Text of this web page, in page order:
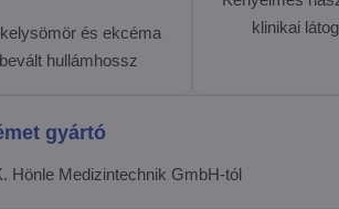
és ekcéma
hullámhossz
klinikai
gyártó
Hönle Medizintechnik GmbH-tól